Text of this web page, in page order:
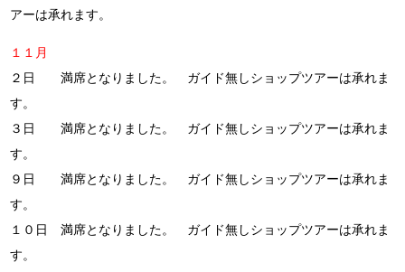
アーは承れます。
１１月
２日 満席となりました。 ガイド無しショップツアーは承れま
す。
３日 満席となりました。 ガイド無しショップツアーは承れま
す。
９日 満席となりました。 ガイド無しショップツアーは承れま
す。
１０日 満席となりました。 ガイド無しショップツアーは承れま
す。